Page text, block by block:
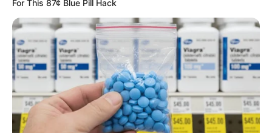
FRIDAY PLANS
For This 87¢ Blue Pill Hack